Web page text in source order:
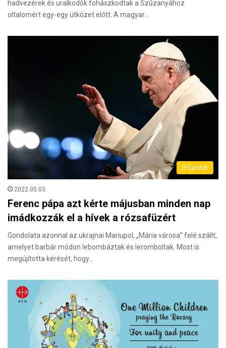
hadvezérek és uralkodók fohászkodtak a Szűzanyához
oltalomért egy-egy ütközet előtt. A magyar…
(H)arctér
2022.05.03.
Ferenc pápa azt kérte májusban minden nap
imádkozzák el a hívek a rózsafüzért
Gondolata azonnal az ukrajnai Mariupol, „Mária városa” felé szállt,
amelyet barbár módon lebombáztak és leromboltak. Most is
megújította kérését, hogy…